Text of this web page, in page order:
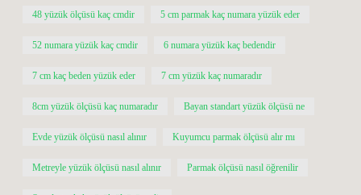
48 yüzük ölçüsü kaç cmdir 5 cm parmak kaç numara yüzük eder
52 numara yüzük kaç cmdir 6 numara yüzük kaç bedendir
7 cm kaç beden yüzük eder 7 cm yüzük kaç numaradır
8cm yüzük ölçüsü kaç numaradır Bayan standart yüzük ölçüsü ne
Evde yüzük ölçüsü nasıl alınır Kuyumcu parmak ölçüsü alır mı
Metreyle yüzük ölçüsü nasıl alınır Parmak ölçüsü nasıl öğrenilir